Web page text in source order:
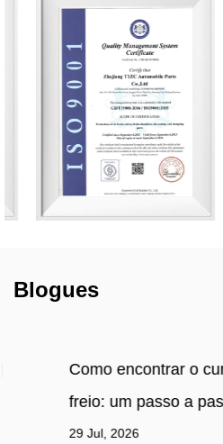
Blogues
Como encontrar o curso
freio: um passo a passo
29 Jul, 2026